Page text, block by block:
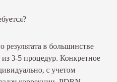
в большинстве
из 3-5 процедур. Конкретное
с учетом